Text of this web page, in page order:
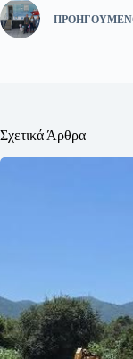
Σχετικά Άρθρα